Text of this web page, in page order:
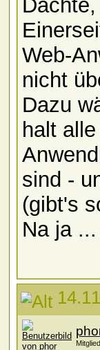
Web-
nicht
Dazu
halt
sind -
(gibt's
Na ja
Mitglied